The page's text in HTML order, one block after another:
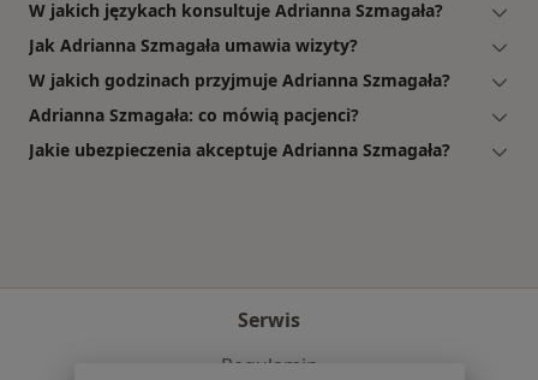
W jakich językach konsultuje Adrianna Szmagała?
Jak Adrianna Szmagała umawia wizyty?
W jakich godzinach przyjmuje Adrianna Szmagała?
Adrianna Szmagała: co mówią pacjenci?
Jakie ubezpieczenia akceptuje Adrianna Szmagała?
Serwis
Regulamin